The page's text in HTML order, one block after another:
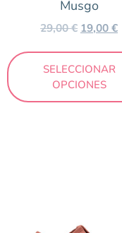
Musgo
29,00€ 19,00€
SELECCIONAR
OPCIONES